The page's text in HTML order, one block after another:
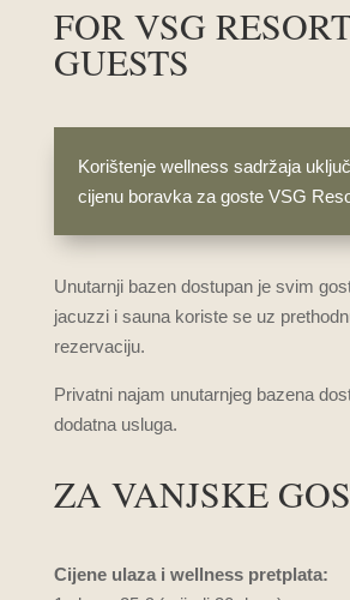
FOR VSG
GUESTS
Korištenje wellness sadržaja
cijenu boravka za goste VSG
Unutarnji bazen dostupan je svim
jacuzzi i sauna koriste se uz
rezervaciju.
Privatni najam unutarnjeg bazena
dodatna usluga.
ZA VANJSKE
Cijene ulaza i wellness pretplata: